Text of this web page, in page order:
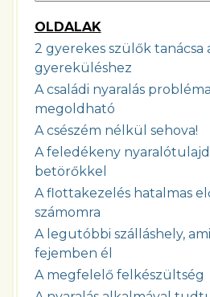
OLDALAK
2 gyerekes szülők tanácsa
gyereküléshez
A családi nyaralás
megoldható
A csészém nélkül sehova!
A feledékeny
betörőkkel
A flottakezelés hatalmas
számomra
A legutóbbi szálláshely,
fejemben él
A megfelelő felkészültség